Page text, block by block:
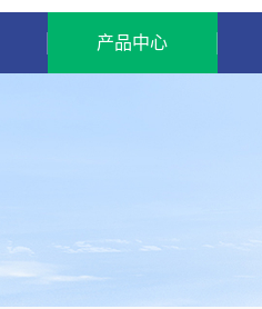
产品中心